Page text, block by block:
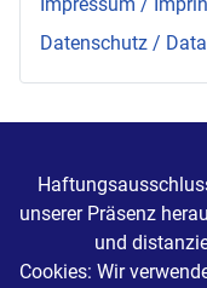
Datenschutz /
unserer Präsenz
und
Cookies: Wir